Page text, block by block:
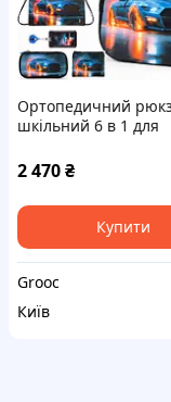
Ортопедичний
шкільний 6 в 1 для
хлопчика School
38х30х18 см з
для молодших
150-36)
2 470₴
Купити
Grooc
Київ